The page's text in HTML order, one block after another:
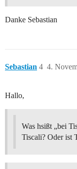
Danke Sebastian
Sebastian 4.
4
Hallo,
Was hsißt „bei
Tiscali? Oder ist